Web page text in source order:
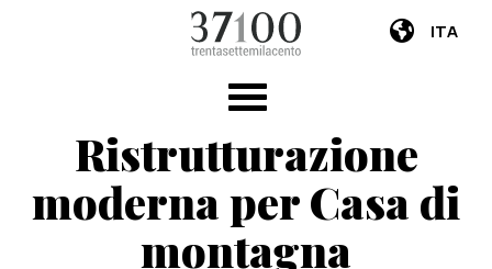
ITA
Ristrutturazione
moderna per Casa di
montagna